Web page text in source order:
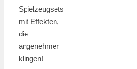
Spielzeugsets
mit Effekten,
die
angenehmer
klingen!